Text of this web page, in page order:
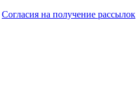
Согласия на получение рассылок